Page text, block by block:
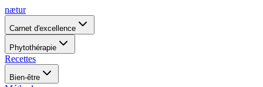
nætur
Carnet d'excellence
Phytothérapie
Recettes
Bien-être